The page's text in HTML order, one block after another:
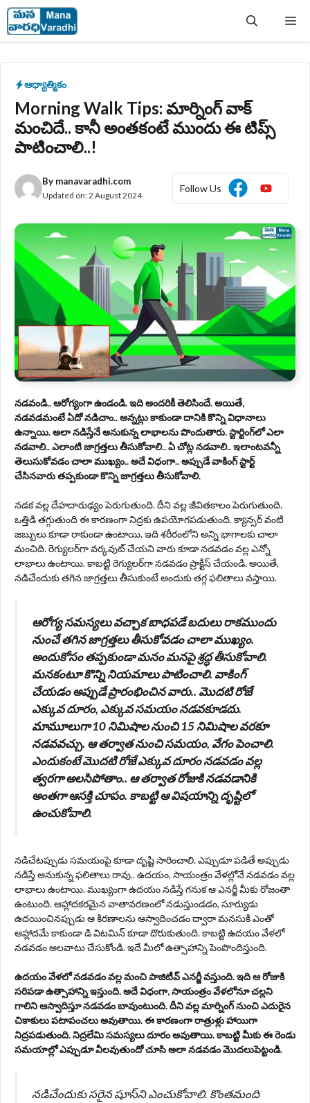
Skip
to
content
ఆధ్యాత్మికం
Morning Walk Tips: మార్నింగ్ వాక్
మంచిదే.. కానీ అంతకంటే ముందు ఈ టిప్స్‌
పాటించాలి..!
By manavaradhi.com
Updated on:2 August 2024
Follow Us
నడవండి.. ఆరోగ్యంగా ఉండండి. ఇది అందరికీ తెలిసిందే. అయితే,
నడవడమంటే ఏదో నడిచాం.. అన్నట్లు కాకుండా దానికి కొన్ని విధానాలు
ఉన్నాయి. అలా నడిస్తేనే అనుకున్న లాభాలను పొందుతారు. స్టార్టింగ్‌లో ఎలా
నడవాలి.. ఎలాంటి జాగ్రత్తలు తీసుకోవాలి.. ఏ చోట్ల నడవాలి.. ఇలాంటవన్నీ
తెలుసుకోవడం చాలా ముఖ్యం.. అదే విధంగా.. అప్పుడే వాకింగ్ స్టార్ట్
చేసినవారు తప్పకుండా కొన్ని జాగ్రత్తలు తీసుకోవాలి.
నడక వల్ల దేహదారుఢ్యం పెరుగుతుంది. దీని వల్ల జీవితకాలం పెరుగుతుంది.
ఒత్తిడి తగ్గుతుంది ఈ కారణంగా నిద్రకు ఉపయోగపడుతుంది. క్యాన్సర్ వంటి
జబ్బులు కూడా రాకుండా ఉంటాయి. ఇది శరీరంలోని అన్ని భాగాలకు చాలా
మంచిది. రెగ్యులర్‌గా వర్కవుట్ చేయని వారు కూడా నడవడం వల్ల ఎన్నో
లాభాలు ఉంటాయి. కాబట్టి రెగ్యులర్‌గా నడవడం ప్రాక్టీస్ చేయండి. అయితే,
నడిచేందుకు తగిన జాగ్రత్తలు తీసుకుంటే అందుకు తగ్గ ఫలితాలు వస్తాయి.
ఆరోగ్య సమస్యలు వచ్చాక బాధపడే బదులు రాకముందు
నుంచే తగిన జాగ్రత్తలు తీసుకోవడం చాలా ముఖ్యం.
అందుకోసం తప్పకుండా మనం మనపై శ్రద్ధ తీసుకోవాలి.
మనకంటూ కొన్ని నియమాలు పాటించాలి. వాకింగ్
చేయడం అప్పుడే ప్రారంభించిన వారు.. మొదటి రోజే
ఎక్కువ దూరం, ఎక్కువ సమయం నడవకూడదు.
మామూలుగా 10 నిమిషాల నుంచి 15 నిమిషాల వరకూ
నడవవచ్చు. ఆ తర్వాత నుంచి సమయం, వేగం పెంచాలి.
ఎందుకంటే మొదటి రోజే ఎక్కువ దూరం నడవడం వల్ల
త్వరగా అలసిపోతాం.. ఆ తర్వాత రోజుకి నడవడానికి
అంతగా ఆసక్తి చూపం. కాబట్టి ఆ విషయాన్ని దృష్టిలో
ఉంచుకోవాలి.
నడిచేటప్పుడు సమయంపై కూడా దృష్టి సారించాలి. ఎప్పుడూ పడితే అప్పుడు
నడిస్తే అనుకున్న ఫలితాలు రావు.. ఉదయం, సాయంత్రం వేళల్లోనే నడవడం వల్ల
లాభాలు ఉంటాయి. ముఖ్యంగా ఉదయం నడిస్తే గనుక ఆ ఎనర్జీ మీకు రోజంతా
ఉంటుంది. ఆహ్లాదకరమైన వాతావరణంలో నడుస్తుండడం, సూర్యుడు
ఉదయించినప్పుడు ఆ కిరణాలను ఆస్వాదించడం ద్వారా మనసుకి ఎంతో
ఆహ్లాదమే కాకుండా డి విటమిన్ కూడా దొరుకుతుంది. కాబట్టి ఉదయం వేళలో
నడవడం అలవాటు చేసుకోండి. ఇదే మీలో ఉత్సాహాన్ని పెంపొందిస్తుంది.
ఉదయం వేళలో నడవడం వల్ల మంచి పాజిటీవ్ ఎనర్జీ వస్తుంది. ఇది ఆ రోజుకి
సరిపడా ఉత్సాహాన్ని ఇస్తుంది. అదే విధంగా, సాయంత్రం వేళలోనూ చల్లని
గాలిని ఆస్వాదిస్తూ నడవడం బావుంటుంది. దీని వల్ల మార్నింగ్ నుంచి ఎదురైన
చికాకులు పటాపంచలు అవుతాయి. ఈ కారణంగా రాత్రుళ్లు హాయిగా
నిద్రపడుతుంది. నిద్రలేమి సమస్యలు దూరం అవుతాయి. కాబట్టి మీకు ఈ రెండు
సమయాల్లో ఎప్పుడూ వీలవుతుందో చూసి అలా నడవడం మొదలుపెట్టండి.
నడిచేందుకు సరైన షూస్‌ని ఎంచుకోవాలి. కొంతమంది